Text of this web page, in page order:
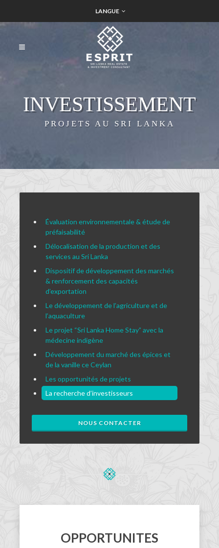
LANGUE
INVESTISSEMENT
PROJETS AU SRI LANKA
Évaluation environnementale & étude de
préfaisabilité
Délocalisation de la production et des
services au Sri Lanka
Dispositif de développement des marchés
& renforcement des capacités
d’exportation
Le développement de l’agriculture et de
l’aquaculture
Le projet “Sri Lanka Home Stay” avec la
médecine indigène
Développement du marché des épices et
de la vanille ce Ceylan
Les opportunités de projets
La recherche d’investisseurs
NOUS CONTACTER
OPPORTUNITES